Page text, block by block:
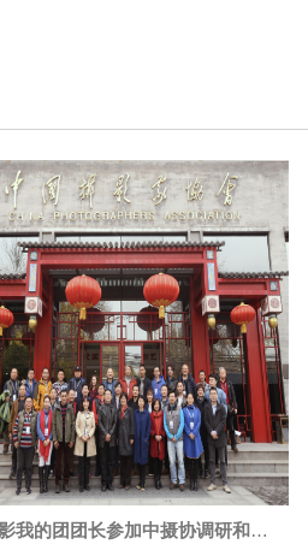
我的摄影我的团团长参加中摄协调研和摄影教育